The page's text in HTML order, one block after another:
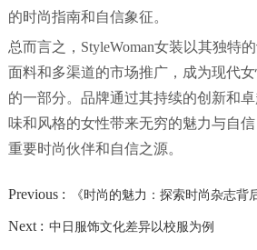
的时尚指南和自信象征。
总而言之，StyleWoman女装以其独特
面料和多渠道的市场推广，成为现代
的一部分。品牌通过其持续的创新和
味和风格的女性带来无穷的魅力与自
重要时尚伙伴和自信之源。
Previous : 《时尚的魅力：探索时尚杂志背
Next : 中日服饰文化差异以校服为例